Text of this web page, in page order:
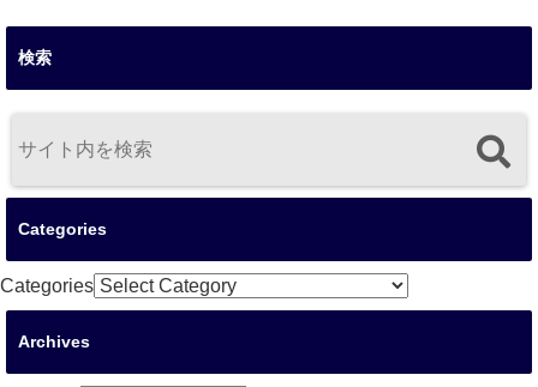
検索
Categories
Categories
Archives